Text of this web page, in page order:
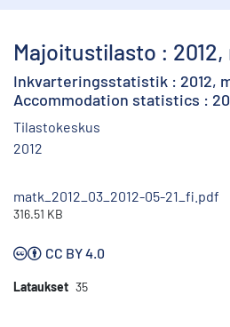
Majoitustilasto :
Inkvarteringsstatistik : 2012,
Accommodation statistics :
Tilastokeskus
2012
matk_2012_03_2012-05-21_fi.pdf
316.51 KB
CC BY 4.0
Lataukset 35